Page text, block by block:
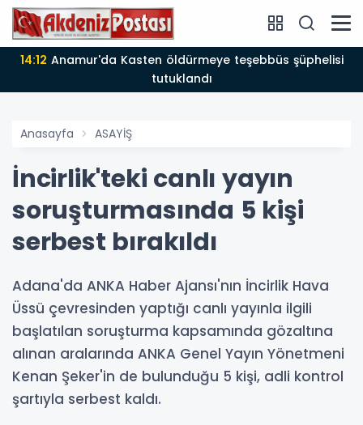
14:12
tutuklandı
Anasayfa ASAYİŞ
İncirlik'teki canlı yayın
soruşturmasında 5 kişi
serbest bırakıldı
Adana'da ANKA Haber Ajansı'nın İncirlik Hava
Üssü çevresinden yaptığı canlı yayınla ilgili
başlatılan soruşturma kapsamında gözaltına
alınan aralarında ANKA Genel Yayın Yönetmeni
Kenan Şeker'in de bulunduğu 5 kişi, adli kontrol
şartıyla serbest kaldı.